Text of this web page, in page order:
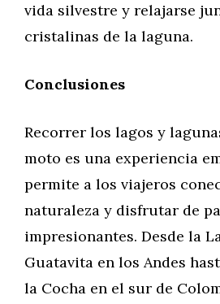
vida silvestre y relajarse
cristalinas de la laguna.
Conclusiones
Recorrer los lagos y
moto es una experiencia
permite a los viajeros
naturaleza y disfrutar de
impresionantes. Desde la
Guatavita en los Andes
la Cocha en el sur de